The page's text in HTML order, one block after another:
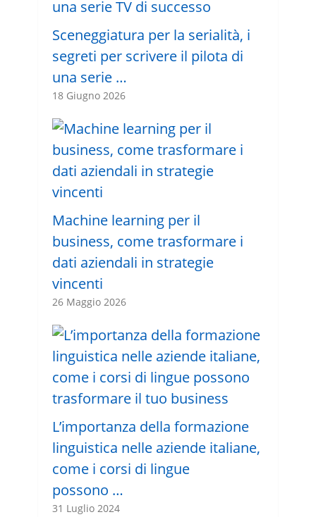
Sceneggiatura per la serialità, i
segreti per scrivere il pilota di
una serie …
18 Giugno 2026
Machine learning per il
business, come trasformare i
dati aziendali in strategie
vincenti
26 Maggio 2026
L’importanza della formazione
linguistica nelle aziende italiane,
come i corsi di lingue
possono …
31 Luglio 2024